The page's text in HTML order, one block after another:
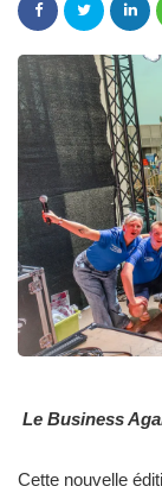
Le Business
Cette nouvelle